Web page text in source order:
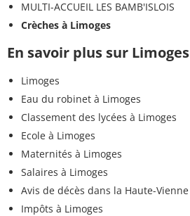
MULTI-ACCUEIL LES BAMB'ISLOIS
Crèches à Limoges
En savoir plus sur Limoges
Limoges
Eau du robinet à Limoges
Classement des lycées à Limoges
Ecole à Limoges
Maternités à Limoges
Salaires à Limoges
Avis de décès dans la Haute-Vienne
Impôts à Limoges